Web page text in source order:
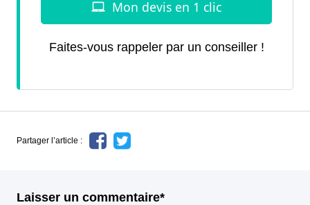
Faites-vous rappeler par un conseiller !
Partager l’article :
Laisser un commentaire*